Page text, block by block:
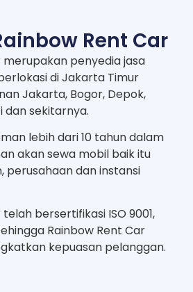
Rent Car
merupakan penyedia jasa
di Jakarta Timur
Jakarta, Bogor, Depok,
dan sekitarnya.
lebih dari 10 tahun dalam
akan sewa mobil baik itu
perusahaan dan instansi
bersertifikasi ISO 9001,
Rainbow Rent Car
kepuasan pelanggan.